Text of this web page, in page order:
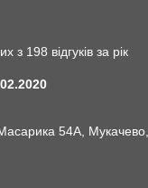
з 198 відгуків за рік
54А, Мукачево,